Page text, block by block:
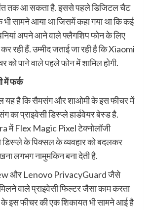
तक आ सकता है. इससे पहले डिजिटल चैट
सामने आया था जिसमें कहा गया था कि कई
अपने आने वाले फ्लैगशिप फोन के लिए
रही हैं. उम्मीद जताई जा रही है कि Xiaomi
को पाने वाले पहले फोन में शामिल होगी.
फर्क
यह है कि सैमसंग और शाओमी के इस फीचर में
का प्राइवेसी डिस्प्ले हार्डवेयर बेस्ड है.
में Flex Magic Pixel टेक्नोलॉजी
डिस्प्ले के पिक्सल के व्यवहार को बदलकर
लगभग नामुमकिन बना देती है.
और Lenovo PrivacyGuard जैसे
वाले प्राइवेसी फिल्टर जैसा काम करता
इस फीचर की एक शिकायत भी सामने आई है